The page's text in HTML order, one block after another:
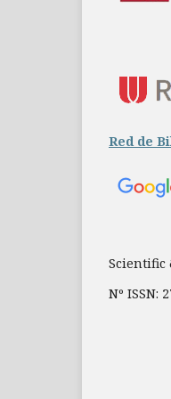
Red de
Scientific
Nº ISSN: